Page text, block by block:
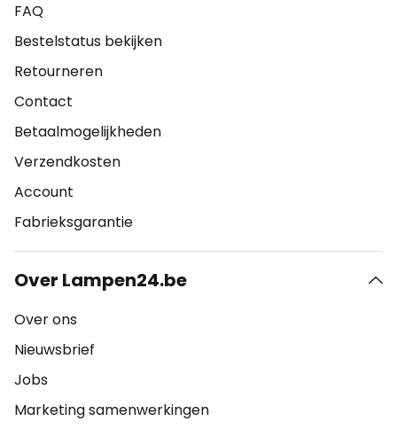
FAQ
Bestelstatus bekijken
Retourneren
Contact
Betaalmogelijkheden
Verzendkosten
Account
Fabrieksgarantie
Over Lampen24.be
Over ons
Nieuwsbrief
Jobs
Marketing samenwerkingen